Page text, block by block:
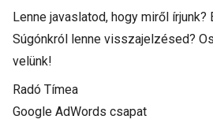
Lenne javaslatod, hogy miről írjunk?
Súgónkról lenne visszajelzésed?
velünk!
Radó Tímea
Google AdWords csapat